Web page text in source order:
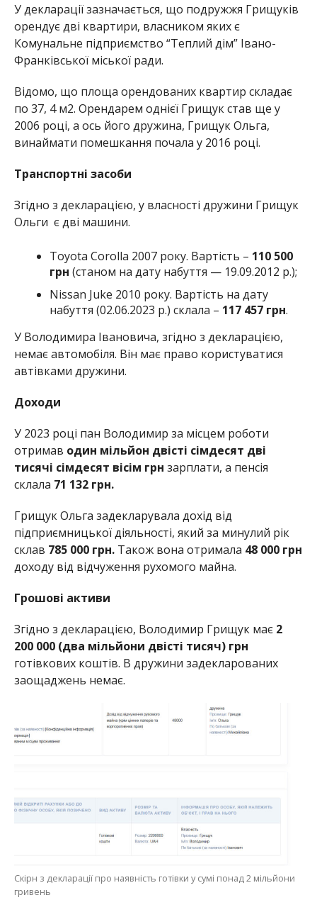
У декларації зазначається, що подружжя Грищуків
орендує дві квартири, власником яких є
Комунальне підприємство “Теплий дім” Івано-
Франківської міської ради.
Відомо, що площа орендованих квартир складає
по 37, 4 м2. Орендарем однієї Грищук став ще у
2006 році, а ось його дружина, Грищук Ольга,
винаймати помешкання почала у 2016 році.
Транспортні засоби
Згідно з декларацією, у власності дружини Грищук
Ольги є дві машини.
Toyota Corolla 2007 року. Вартість – 110 500
грн (станом на дату набуття — 19.09.2012 р.);
Nissan Juke 2010 року. Вартість на дату
набуття (02.06.2023 р.) склала – 117 457 грн.
У Володимира Івановича, згідно з декларацією,
немає автомобіля. Він має право користуватися
автівками дружини.
Доходи
У 2023 році пан Володимир за місцем роботи
отримав один мільйон двісті сімдесят дві
тисячі сімдесят вісім грн зарплати, а пенсія
склала 71 132 грн.
Грищук Ольга задекларувала дохід від
підприємницької діяльності, який за минулий рік
склав 785 000 грн.Також вона отримала 48 000 грн
доходу від відчуження рухомого майна.
Грошові активи
Згідно з декларацією, Володимир Грищук має2
200 000 (два мільйони двісті тисяч) грн
готівкових коштів. В дружини задекларованих
заощаджень немає.
Скірн з декларації про наявність готівки у сумі понад 2 мільйони
гривень